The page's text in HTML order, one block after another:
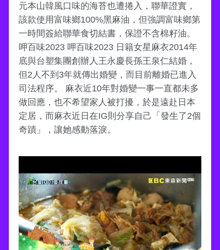
元本山韓風口味的海苔也遭捲入，聯華證實，
該款使用富味鄉100%黑麻油，但強調富味鄉第
一時間簽給聯華食切結書，保證不含棉籽油。
呷百味2023 呷百味2023 日籍女星麻衣2014年
底與台塑集團創辦人王永慶長孫王泉仁結婚，
但2人不到3年就傳出婚變，而目前離婚已進入
司法程序。 麻衣近10年對婚變一事一直都未多
做回應，也不希望家人被打擾，於是遠赴日本
定居，而麻衣近日在IG則分享自己「發生了2個
奇蹟」，讓她感動落淚。